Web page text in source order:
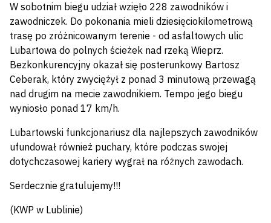
W sobotnim biegu udział wzięło 228 zawodników i
zawodniczek. Do pokonania mieli dziesięciokilometrową
trasę po zróżnicowanym terenie - od asfaltowych ulic
Lubartowa do polnych ścieżek nad rzeką Wieprz.
Bezkonkurencyjny okazał się posterunkowy Bartosz
Ceberak, który zwyciężył z ponad 3 minutową przewagą
nad drugim na mecie zawodnikiem. Tempo jego biegu
wyniosło ponad 17 km/h.
Lubartowski funkcjonariusz dla najlepszych zawodników
ufundował również puchary, które podczas swojej
dotychczasowej kariery wygrał na różnych zawodach.
Serdecznie gratulujemy!!!
(KWP w Lublinie)